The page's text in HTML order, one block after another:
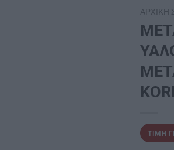
ΑΡΧΙΚΉ
ΤΙΜΉ